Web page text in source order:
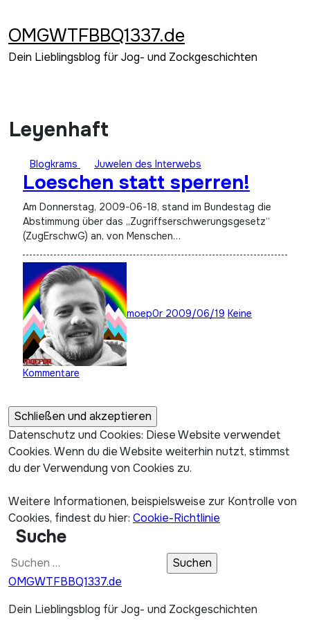
springen
OMGWTFBBQ1337.de
Dein Lieblingsblog für Jog- und Zockgeschichten
Leyenhaft
Blogkrams Juwelen des Interwebs
Loeschen statt sperren!
Am Donnerstag, 2009-06-18, stand im Bundestag die
Abstimmung über das „Zugriffserschwerungsgesetz“
(ZugErschwG) an, von Menschen…
moep0r 2009/06/19 Keine
Kommentare
Datenschutz und Cookies: Diese Website verwendet
Cookies. Wenn du die Website weiterhin nutzt, stimmst
du der Verwendung von Cookies zu.
Weitere Informationen, beispielsweise zur Kontrolle von
Cookies, findest du hier: Cookie-Richtlinie
Suche
Suchen
nach:
OMGWTFBBQ1337.de
Dein Lieblingsblog für Jog- und Zockgeschichten